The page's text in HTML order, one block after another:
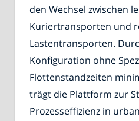
den Wechsel zwischen
Kuriertransporten und
Lastentransporten.
Konfiguration ohne
Flottenstandzeiten
trägt die Plattform zur
Prozesseffizienz in